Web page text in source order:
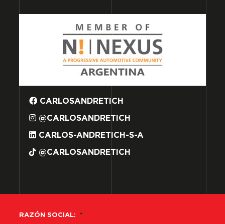
CARLOSANDRETICH
@CARLOSANDRETICH
CARLOS-ANDRETICH-S-A
@CARLOSANDRETICH
RAZÓN SOCIAL: *